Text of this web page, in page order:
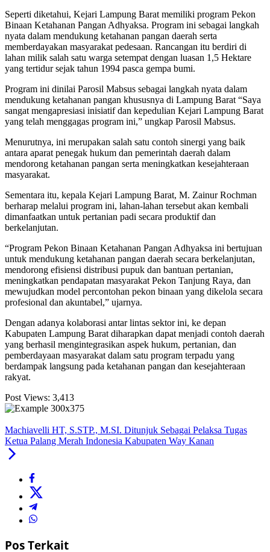
Seperti diketahui, Kejari Lampung Barat memiliki program Pekon
Binaan Ketahanan Pangan Adhyaksa. Program ini sebagai langkah
nyata dalam mendukung ketahanan pangan daerah serta
memberdayakan masyarakat pedesaan. Rancangan itu berdiri di
lahan milik salah satu warga setempat dengan luasan 1,5 Hektare
yang tertidur sejak tahun 1994 pasca gempa bumi.
Program ini dinilai Parosil Mabsus sebagai langkah nyata dalam
mendukung ketahanan pangan khususnya di Lampung Barat “Saya
sangat mengapresiasi inisiatif dan kepedulian Kejari Lampung Barat
yang telah menggagas program ini,” ungkap Parosil Mabsus.
Menurutnya, ini merupakan salah satu contoh sinergi yang baik
antara aparat penegak hukum dan pemerintah daerah dalam
mendorong ketahanan pangan serta meningkatkan kesejahteraan
masyarakat.
Sementara itu, kepala Kejari Lampung Barat, M. Zainur Rochman
berharap melalui program ini, lahan-lahan tersebut akan kembali
dimanfaatkan untuk pertanian padi secara produktif dan
berkelanjutan.
“Program Pekon Binaan Ketahanan Pangan Adhyaksa ini bertujuan
untuk mendukung ketahanan pangan daerah secara berkelanjutan,
mendorong efisiensi distribusi pupuk dan bantuan pertanian,
meningkatkan pendapatan masyarakat Pekon Tanjung Raya, dan
mewujudkan model percontohan pekon binaan yang dikelola secara
profesional dan akuntabel,” ujarnya.
Dengan adanya kolaborasi antar lintas sektor ini, ke depan
Kabupaten Lampung Barat diharapkan dapat menjadi contoh daerah
yang berhasil mengintegrasikan aspek hukum, pertanian, dan
pemberdayaan masyarakat dalam satu program terpadu yang
berdampak langsung pada ketahanan pangan dan kesejahteraan
rakyat.
Post Views: 3,413
Machiavelli HT, S.STP., M.SI. Ditunjuk Sebagai Pelaksa Tugas
Ketua Palang Merah Indonesia Kabupaten Way Kanan
Pos Terkait